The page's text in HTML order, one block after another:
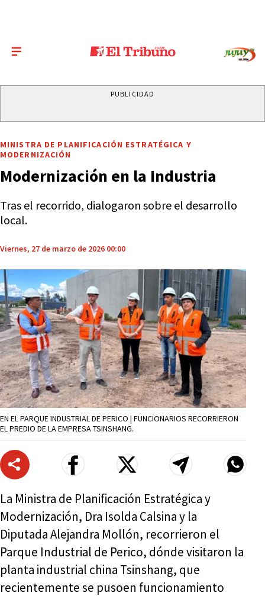
PUBLICIDAD
MINISTRA DE PLANIFICACIÓN ESTRATÉGICA Y
MODERNIZACIÓN
Modernización en la Industria
Tras el recorrido, dialogaron sobre el desarrollo
local.
Viernes, 27 de marzo de 2026 00:00
EN EL PARQUE INDUSTRIAL DE PERICO | FUNCIONARIOS RECORRIERON
EL PREDIO DE LA EMPRESA TSINSHANG.
La Ministra de Planificación Estratégica y
Modernización, Dra Isolda Calsina y la
Diputada Alejandra Mollón, recorrieron el
Parque Industrial de Perico, dónde visitaron la
planta industrial china Tsinshang, que
recientemente se pusoen funcionamiento